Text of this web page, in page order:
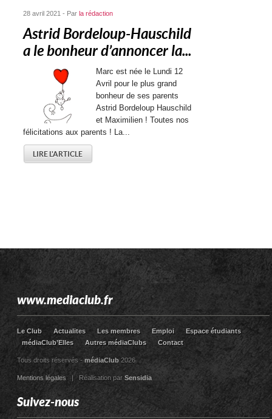
28 avril 2021 - Parla rédaction
Astrid Bordeloup-Hauschild
a le bonheur d’annoncer la...
Marc est née le Lundi 12
Avril pour le plus grand
bonheur de ses parents
Astrid Bordeloup Hauschild
et Maximilien ! Toutes nos
félicitations aux parents ! La...
LIRE L'ARTICLE
www.mediaclub.fr
Le Club Actualites Les membres Emploi
Espace étudiants
médiaClub’Elles
Autres médiaClubs Contact
Tous droits réservés -médiaClub 2026
Mentions légales| Réalisation parSensidia
Suivez-nous